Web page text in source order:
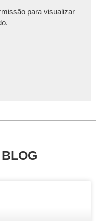
para visualizar